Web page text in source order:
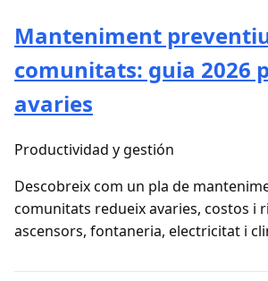
Manteniment
comunitats: guia 2026
avaries
Productividad y gestión
Descobreix com un pla de
comunitats redueix avaries, costos i
ascensors, fontaneria, electricitat i